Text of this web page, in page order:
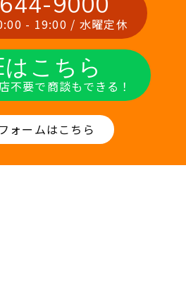
- 19:00 / 水曜定休
はこちら
不要で商談もできる！
ォームはこちら